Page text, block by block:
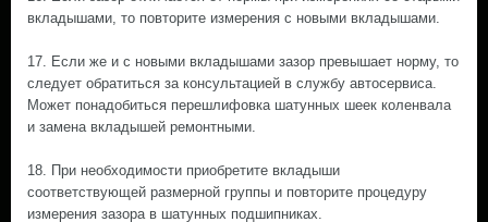
вкладышами, то повторите измерения с новыми вкладышами.
17. Если же и с новыми вкладышами зазор превышает норму, то
следует обратиться за консультацией в службу автосервиса.
Может понадобиться перешлифовка шатунных шеек коленвала
и замена вкладышей ремонтными.
18. При необходимости приобретите вкладыши
соответствующей размерной группы и повторите процедуру
измерения зазора в шатунных подшипниках.